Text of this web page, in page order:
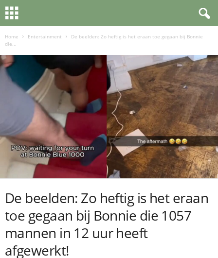
Home Entertainment
De beelden: Zo heftig is het eraan toe gegaan bij Bonnie
die...
De beelden: Zo heftig is het eraan
toe gegaan bij Bonnie die 1057
mannen in 12 uur heeft
afgewerkt!